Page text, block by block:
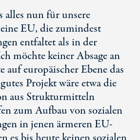
alles nun für unsere
EU, die zumindest
entfaltet als in der
möchte keiner Absage an
auf europäischer Ebene das
Projekt wäre etwa die
aus Strukturmitteln
zum Aufbau von sozialen
in jenen ärmeren EU-